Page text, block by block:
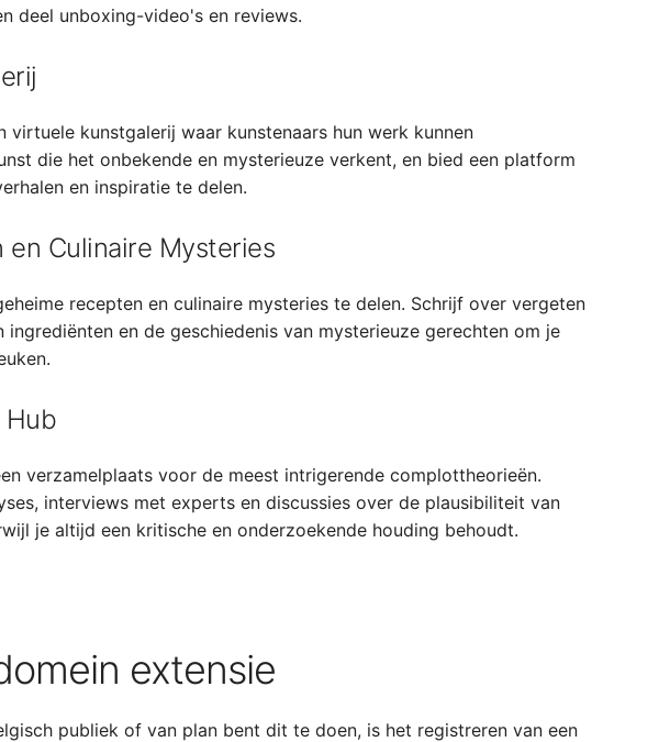
deel unboxing-video's en reviews.
virtuele kunstgalerij waar kunstenaars hun werk kunnen
die het onbekende en mysterieuze verkent, en bied een platform
en inspiratie te delen.
en Culinaire Mysteries
recepten en culinaire mysteries te delen. Schrijf over vergeten
en de geschiedenis van mysterieuze gerechten om je
Hub
verzamelplaats voor de meest intrigerende complottheorieën.
interviews met experts en discussies over de plausibiliteit van
je altijd een kritische en onderzoekende houding behoudt.
extensie
publiek of van plan bent dit te doen, is het registreren van een